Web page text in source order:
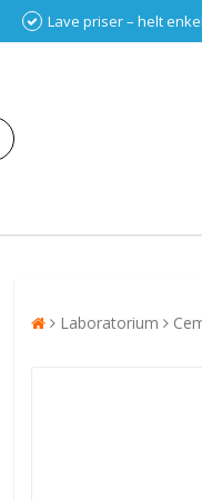
Lave priser – helt
Laboratorium